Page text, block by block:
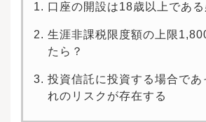
される公的年金は、令和3年度の厚生労働省の
金は14万3,000円です。年金だけでは不足する
況で、早い段階から資産形成の準備が必要にな
後資金はいくら必要？資産運用を始める前に参
考：厚生労働省「令和3年簡易生命表の概況」参
考：総務省統計局「家計調査年報（家計収支
口座の開設は18歳以上であ
生涯非課税限度額の上限
たら？
投資信託に投資する場合であ
れのリスクが存在する